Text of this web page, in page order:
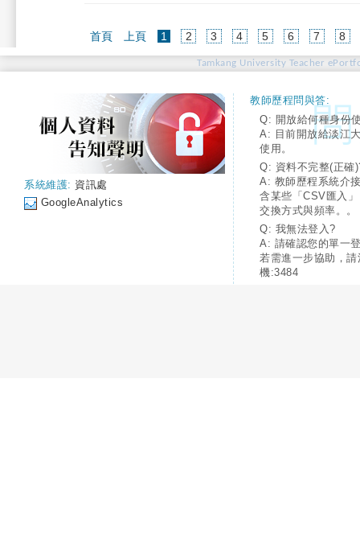
首頁 上頁 1 (current)
2 3 4 5 6 7 8
Tamkang University Teacher
系統維護: 資訊處
GoogleAnalytics
教師歷程問與答:
Q: 開放給何種身份
A: 目前開放給淡江
使用。
Q: 資料不完整(正確
A: 教師歷程系統介
含某些「CSV匯入
交換方式與頻率。。
Q: 我無法登入?
A: 請確認您的單一
若需進一步協助，
機:3484